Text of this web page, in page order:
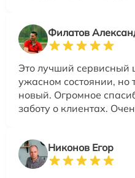
Филатов
Это лучший сервисный
ужасном состоянии, но
новый. Огромное
заботу о клиентах.
Никонов Егор